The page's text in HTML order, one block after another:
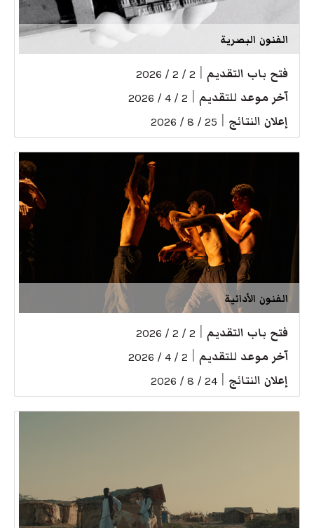
الفنون البصرية
فتح باب التقديم 2 / 2 / 2026
آخر موعد للتقديم 2 / 4 / 2026
إعلان النتائج 25 / 8 / 2026
الفنون الأدائية
فتح باب التقديم 2 / 2 / 2026
آخر موعد للتقديم 2 / 4 / 2026
إعلان النتائج 24 / 8 / 2026